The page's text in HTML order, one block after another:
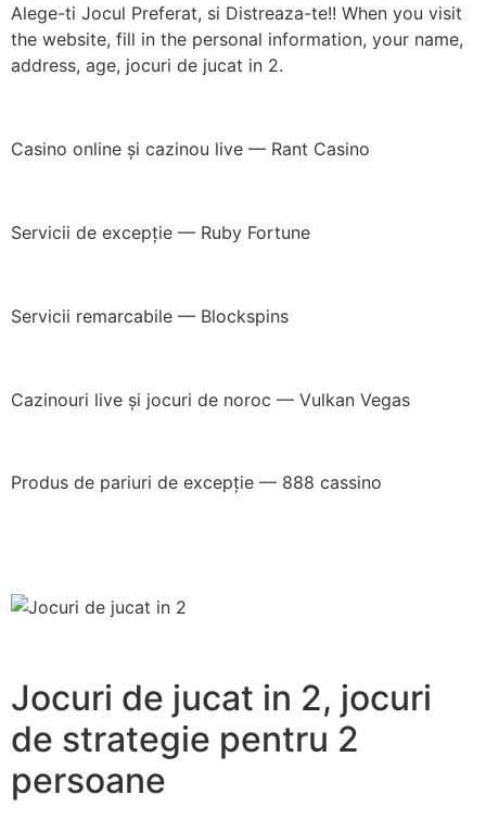
Alege-ti Jocul Preferat, si Distreaza-te!! When you visit
the website, fill in the personal information, your name,
address, age, jocuri de jucat in 2.
Casino online și cazinou live — Rant Casino
Servicii de excepție — Ruby Fortune
Servicii remarcabile — Blockspins
Cazinouri live și jocuri de noroc — Vulkan Vegas
Produs de pariuri de excepție — 888 cassino
Jocuri de jucat in 2, jocuri
de strategie pentru 2
persoane